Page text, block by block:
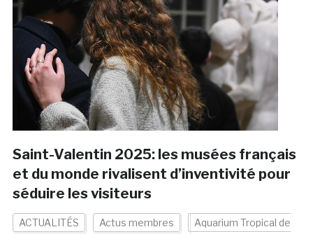
Saint-Valentin 2025: les musées français
et du monde rivalisent d’inventivité pour
séduire les visiteurs
ACTUALITÉS Actus membres Aquarium Tropical de